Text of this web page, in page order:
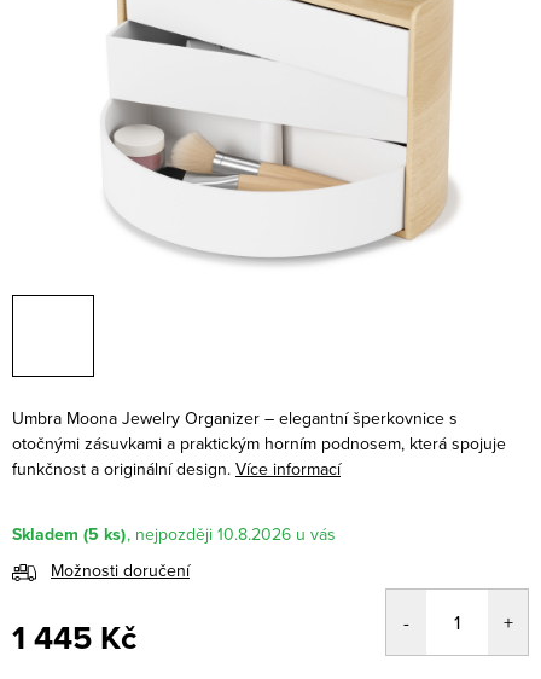
Umbra Moona Jewelry Organizer – elegantní šperkovnice s
otočnými zásuvkami a praktickým horním podnosem, která spojuje
funkčnost a originální design. Více informací
Skladem (5 ks)
10.8.2026
Možnosti doručení
1 445 Kč